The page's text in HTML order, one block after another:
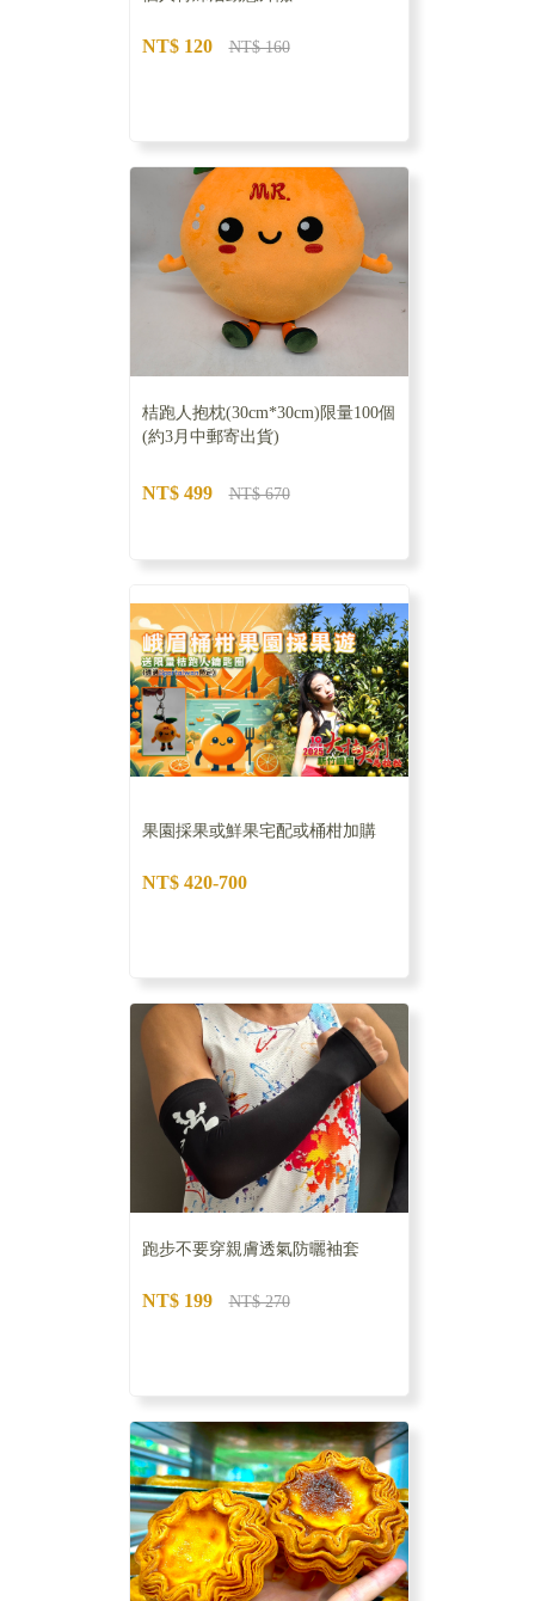
NT$ 120 NT$ 160
桔跑人抱枕(30cm*30cm)限量100個
(約3月中郵寄出貨)
NT$ 499 NT$ 670
果園採果或鮮果宅配或桶柑加購
NT$ 420-700
跑步不要穿親膚透氣防曬袖套
NT$ 199 NT$ 270